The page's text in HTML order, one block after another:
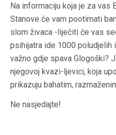
Na informaciju koja je za
Stanove će vam pootimati
slom živaca -liječiti će vas
psihijatra ide 1000 poludjelih
važno gdje spava Glogoški?
njegovoj kvazi-ljevici, koja
prikazuju bahatim,
Ne nasjedajte!